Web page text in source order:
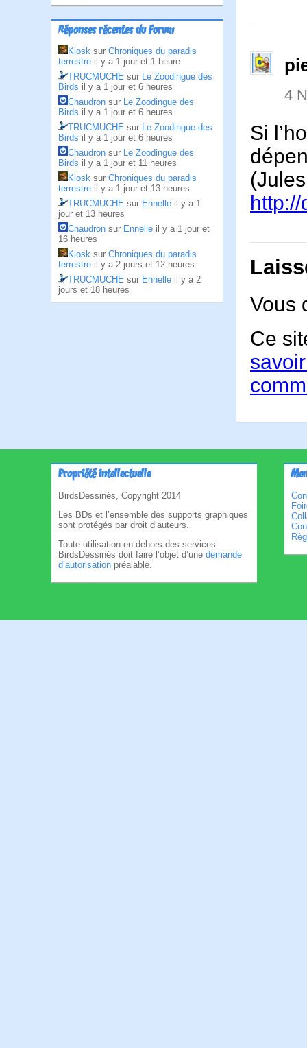
Réponses récentes du Forum
Kiosk sur Chroniques du paradis
terrestre il y a 1 jour et 1 heure
TRUCMUCHE sur Le Zoodingue des
Birds il y a 1 jour et 6 heures
Chaudron sur Le Zoodingue des
Birds il y a 1 jour et 6 heures
TRUCMUCHE sur Le Zoodingue des
Birds il y a 1 jour et 6 heures
Chaudron sur Le Zoodingue des
Birds il y a 1 jour et 11 heures
Kiosk sur Chroniques du paradis
terrestre il y a 1 jour et 13 heures
TRUCMUCHE sur Ennelle il y a 1
jour et 13 heures
Chaudron sur Ennelle il y a 1 jour et
16 heures
Kiosk sur Chroniques du paradis
terrestre il y a 2 jours et 12 heures
TRUCMUCHE sur Ennelle il y a 2
jours et 18 heures
4
Si
Vous
Ce
Propriété intellectuelle
BirdsDessinés, Copyright 2014
Les BDs et l’ensemble des supports graphiques
sont protégés par droit d’auteurs.
Toute utilisation en dehors des services
BirdsDessinés doit faire l’objet d’une demande
d’autorisation préalable.